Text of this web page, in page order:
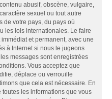
abusif, obscène, vulgaire,
sexuel ou tout autre
de votre pays, du pays où
les lois internationales. Le faire
et permanent, avec une
à Internet si nous le jugeons
messages sont enregistrées
Vous acceptez que
déplace ou verrouille
que cela est nécessaire. En
les informations que vous